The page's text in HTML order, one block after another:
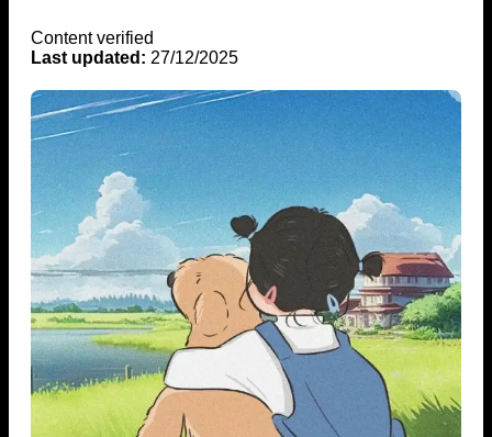
Content verified
Last updated: 27/12/2025